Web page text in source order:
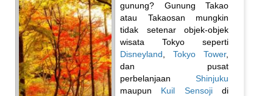
gunung? Gunung Takao
atau Takaosan mungkin
tidak setenar objek-objek
wisata Tokyo seperti
Disneyland
Tokyo Tower,
dan pusat
perbelanjaan Shinjuku
maupun Kuil Sensojidi